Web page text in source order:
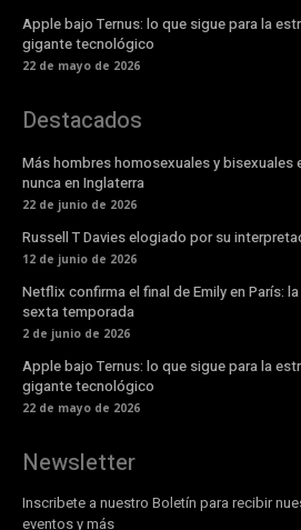
Apple bajo Ternus: lo que sigue para la
gigante tecnológico
22 de mayo de 2026
Destacados
Más hombres homosexuales y bisexuales
nunca en Inglaterra
22 de junio de 2026
Russell T Davies elogiado por su
12 de junio de 2026
Netflix confirma el final de Emily en París:
sexta temporada
2 de junio de 2026
Apple bajo Ternus: lo que sigue para la
gigante tecnológico
22 de mayo de 2026
Newsletter
Inscribete a nuestro Boletín para recibir
eventos y más